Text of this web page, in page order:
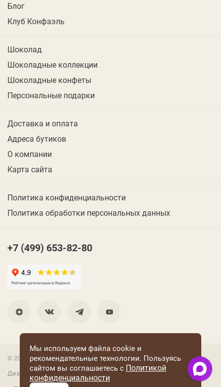
Блог
Клуб Конфаэль
Шоколад
Шоколадные коллекции
Шоколадные конфеты
Персональные подарки
Доставка и оплата
Адреса бутиков
О компании
Карта сайта
Политика конфиденциальности
Политика обработки персональных данных
+7 (499) 653-82-80
© 2001 Группа компаний «Конфаэль»
Дизайн —RUSO
Мы используем файла cookie и
рекомендательные технологии. Пользуясь
сайтом вы соглашаетесь с Политикой
конфиденциальности